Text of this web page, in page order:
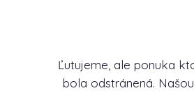
Ľutujeme, ale ponuka
bola odstránená.